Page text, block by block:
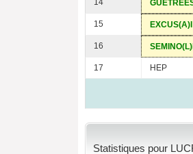
14
15 EXCUS(A)I
16
17 HEP
Statistiques pour